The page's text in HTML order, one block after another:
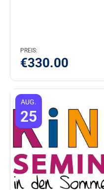
PREIS:
€330.00
AUG.
25